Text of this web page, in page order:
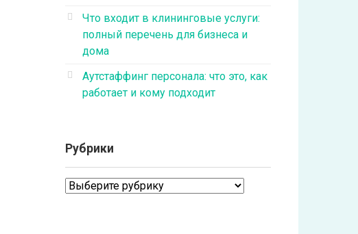
Что входит в клининговые услуги:
полный перечень для бизнеса и
дома
Аутстаффинг персонала: что это, как
работает и кому подходит
Рубрики
Рубрики